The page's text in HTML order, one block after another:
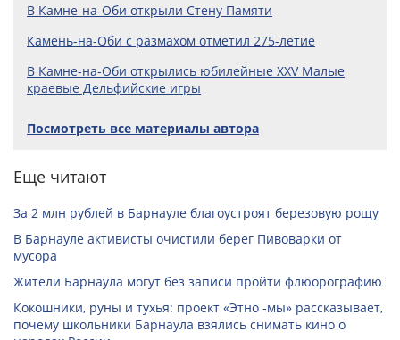
В Камне-на-Оби открыли Стену Памяти
Камень-на-Оби с размахом отметил 275-летие
В Камне-на-Оби открылись юбилейные XXV Малые
краевые Дельфийские игры
Посмотреть все материалы автора
Еще читают
За 2 млн рублей в Барнауле благоустроят березовую рощу
В Барнауле активисты очистили берег Пивоварки от
мусора
Жители Барнаула могут без записи пройти флюорографию
Кокошники, руны и тухья: проект «Этно -мы» рассказывает,
почему школьники Барнаула взялись снимать кино о